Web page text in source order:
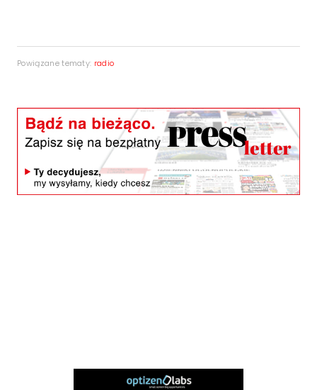
Powiązane tematy: radio